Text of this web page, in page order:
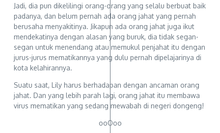
Jadi, dia pun dikelilingi orang-orang yang selalu berbuat baik
padanya, dan belum pernah ada orang jahat yang pernah
berusaha menyakitinya. Jikapun ada orang jahat juga ikut
mendekatinya dengan alasan yang buruk, dia tidak segan-
segan untuk menendang atau memukul penjahat itu dengan
jurus-jurus mematikannya yang dulu pernah dipelajarinya di
kota kelahirannya.
Suatu saat, Lily harus berhadapan dengan ancaman orang
jahat. Dan yang lebih parah lagi, orang jahat itu membawa
virus mematikan yang sedang mewabah di negeri dongeng!
ooOoo